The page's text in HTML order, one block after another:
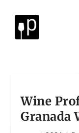
Wine
Granada